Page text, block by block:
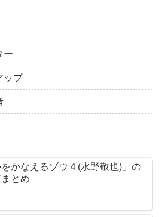
ー
ップ
をかなえるゾウ４(水野敬也)」の
とめ